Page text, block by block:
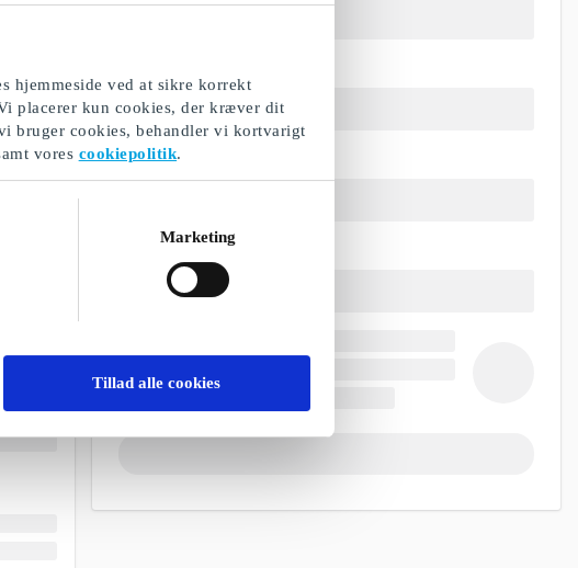
hjemmeside ved at sikre korrekt
placerer kun cookies, der kræver dit
bruger cookies, behandler vi kortvarigt
vores cookiepolitik.
Marketing
Tillad alle cookies